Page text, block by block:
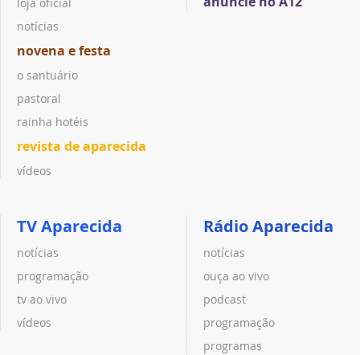
notícias
novena e festa
o santuário
pastoral
rainha hotéis
revista de aparecida
vídeos
TV Aparecida
notícias
programação
tv ao vivo
vídeos
Rádio Aparecida
notícias
ouça ao vivo
podcast
programação
programas